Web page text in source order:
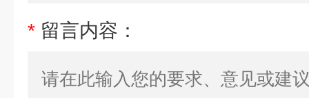
* 留言内容：